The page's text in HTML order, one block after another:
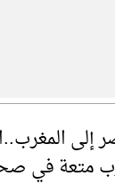
إلى
متعة في